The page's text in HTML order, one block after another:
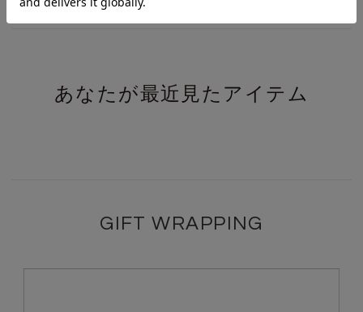
あなたが最近見たアイテム
GIFT WRAPPING